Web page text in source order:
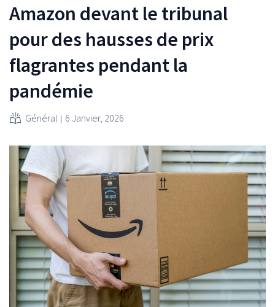
Amazon devant le tribunal
pour des hausses de prix
flagrantes pendant la
pandémie
Général 6 Janvier, 2026